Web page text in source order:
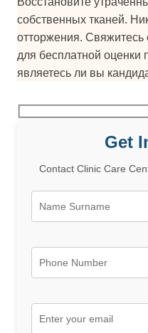
собственных тканей.
отторжения. Свяжитесь
для бесплатной оценки
являетесь ли вы
Get
Contact Clinic Care